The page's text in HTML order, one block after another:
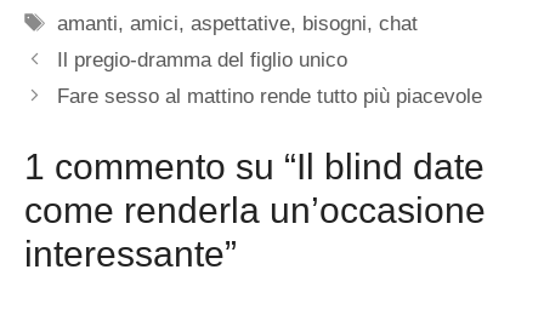
Tag
amanti,amici,aspettative, bisogni,chat
Il pregio-dramma del figlio unico
Fare sesso al mattino rende tutto più piacevole
1 commento su “Il blind date
come renderla un’occasione
interessante”